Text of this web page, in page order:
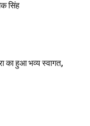
सिंह
का हुआ भव्य स्वागत,